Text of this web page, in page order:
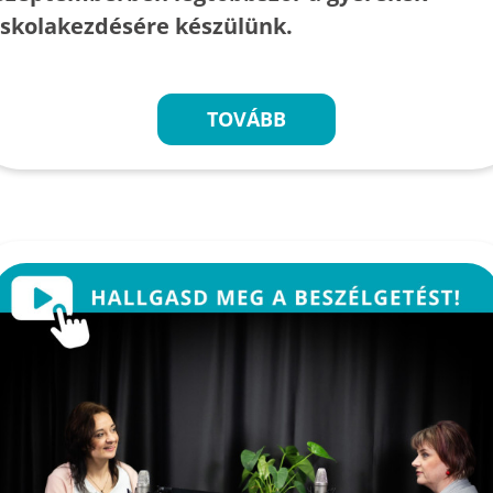
készülünk.
TOVÁBB